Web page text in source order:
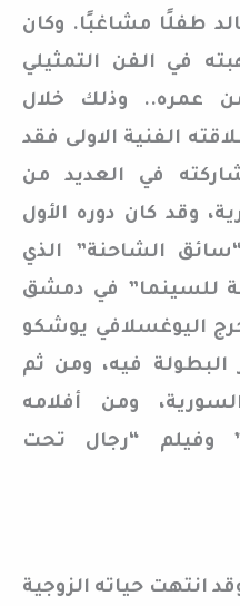
طفلًا مشاغبًا. وكان
في الفن التمثيلي
عمره.. وذلك خلال
الفنية الاولى فقد
عبر مشاركته في العديد من
وقد كان دوره الأول
الشاحنة” الذي
للسينما” في دمشق
المخرج اليوغسلافي يوشكو
البطولة فيه، ومن ثم
ومن أفلامه
وفيلم “رجال تحت
انتهت حياته الزوجية